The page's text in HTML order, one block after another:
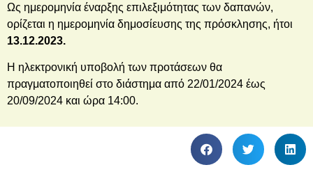
Ως ημερομηνία έναρξης επιλεξιμότητας των δαπανών,
ορίζεται η ημερομηνία δημοσίευσης της πρόσκλησης, ήτοι
13.12.2023.
Η ηλεκτρονική υποβολή των προτάσεων θα
πραγματοποιηθεί στο διάστημα από 22/01/2024 έως
20/09/2024 και ώρα 14:00.